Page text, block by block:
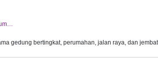
gedung bertingkat, perumahan, jalan raya, dan